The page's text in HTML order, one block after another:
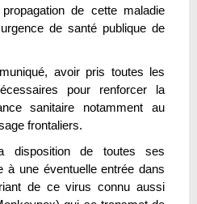
de cette maladie
de santé publique de
avoir pris toutes les
pour renforcer la
sanitaire notamment au
frontaliers.
disposition de toutes ses
à une éventuelle entrée dans
de ce virus connu aussi